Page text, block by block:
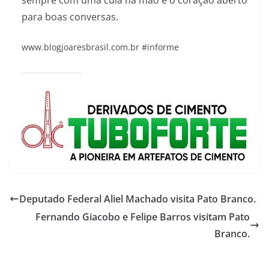
para boas conversas.
www.blogjoaresbrasil.com.br #informe
Deputado Federal Aliel Machado visita Pato Branco.
Fernando Giacobo e Felipe Barros visitam Pato
Branco.